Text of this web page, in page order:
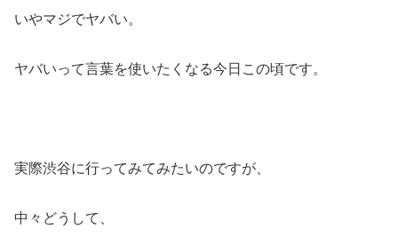
いやマジでヤバい。
ヤバいって言葉を使いたくなる今日この頃です。
実際渋谷に行ってみてみたいのですが、
中々どうして、